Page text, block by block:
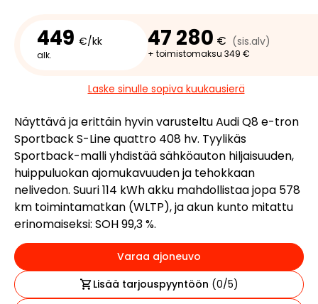
449 €/kk
alk.
47 280 € (sis.alv)
+ toimistomaksu 349 €
Laske sinulle sopiva kuukausierä
Näyttävä ja erittäin hyvin varusteltu Audi Q8 e-tron
Sportback S-Line quattro 408 hv. Tyylikäs
Sportback-malli yhdistää sähköauton hiljaisuuden,
huippuluokan ajomukavuuden ja tehokkaan
nelivedon. Suuri 114 kWh akku mahdollistaa jopa 578
km toimintamatkan (WLTP), ja akun kunto mitattu
erinomaiseksi: SOH 99,3 %.
Varaa ajoneuvo
Lisää tarjouspyyntöön (0/5)